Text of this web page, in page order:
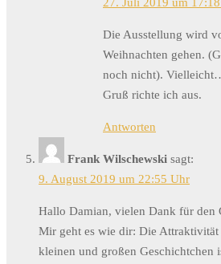
27. Juli 2019 um
Die Ausstellung wird
Weihnachten gehen.
noch nicht).
Gruß richte ich aus.
Antworten
Frank Wilschewski sagt:
9. August 2019 um 22:55 Uhr
Hallo Damian, vielen Dank für den
Mir geht es wie dir: Die Attraktivität
kleinen und großen Geschichtchen